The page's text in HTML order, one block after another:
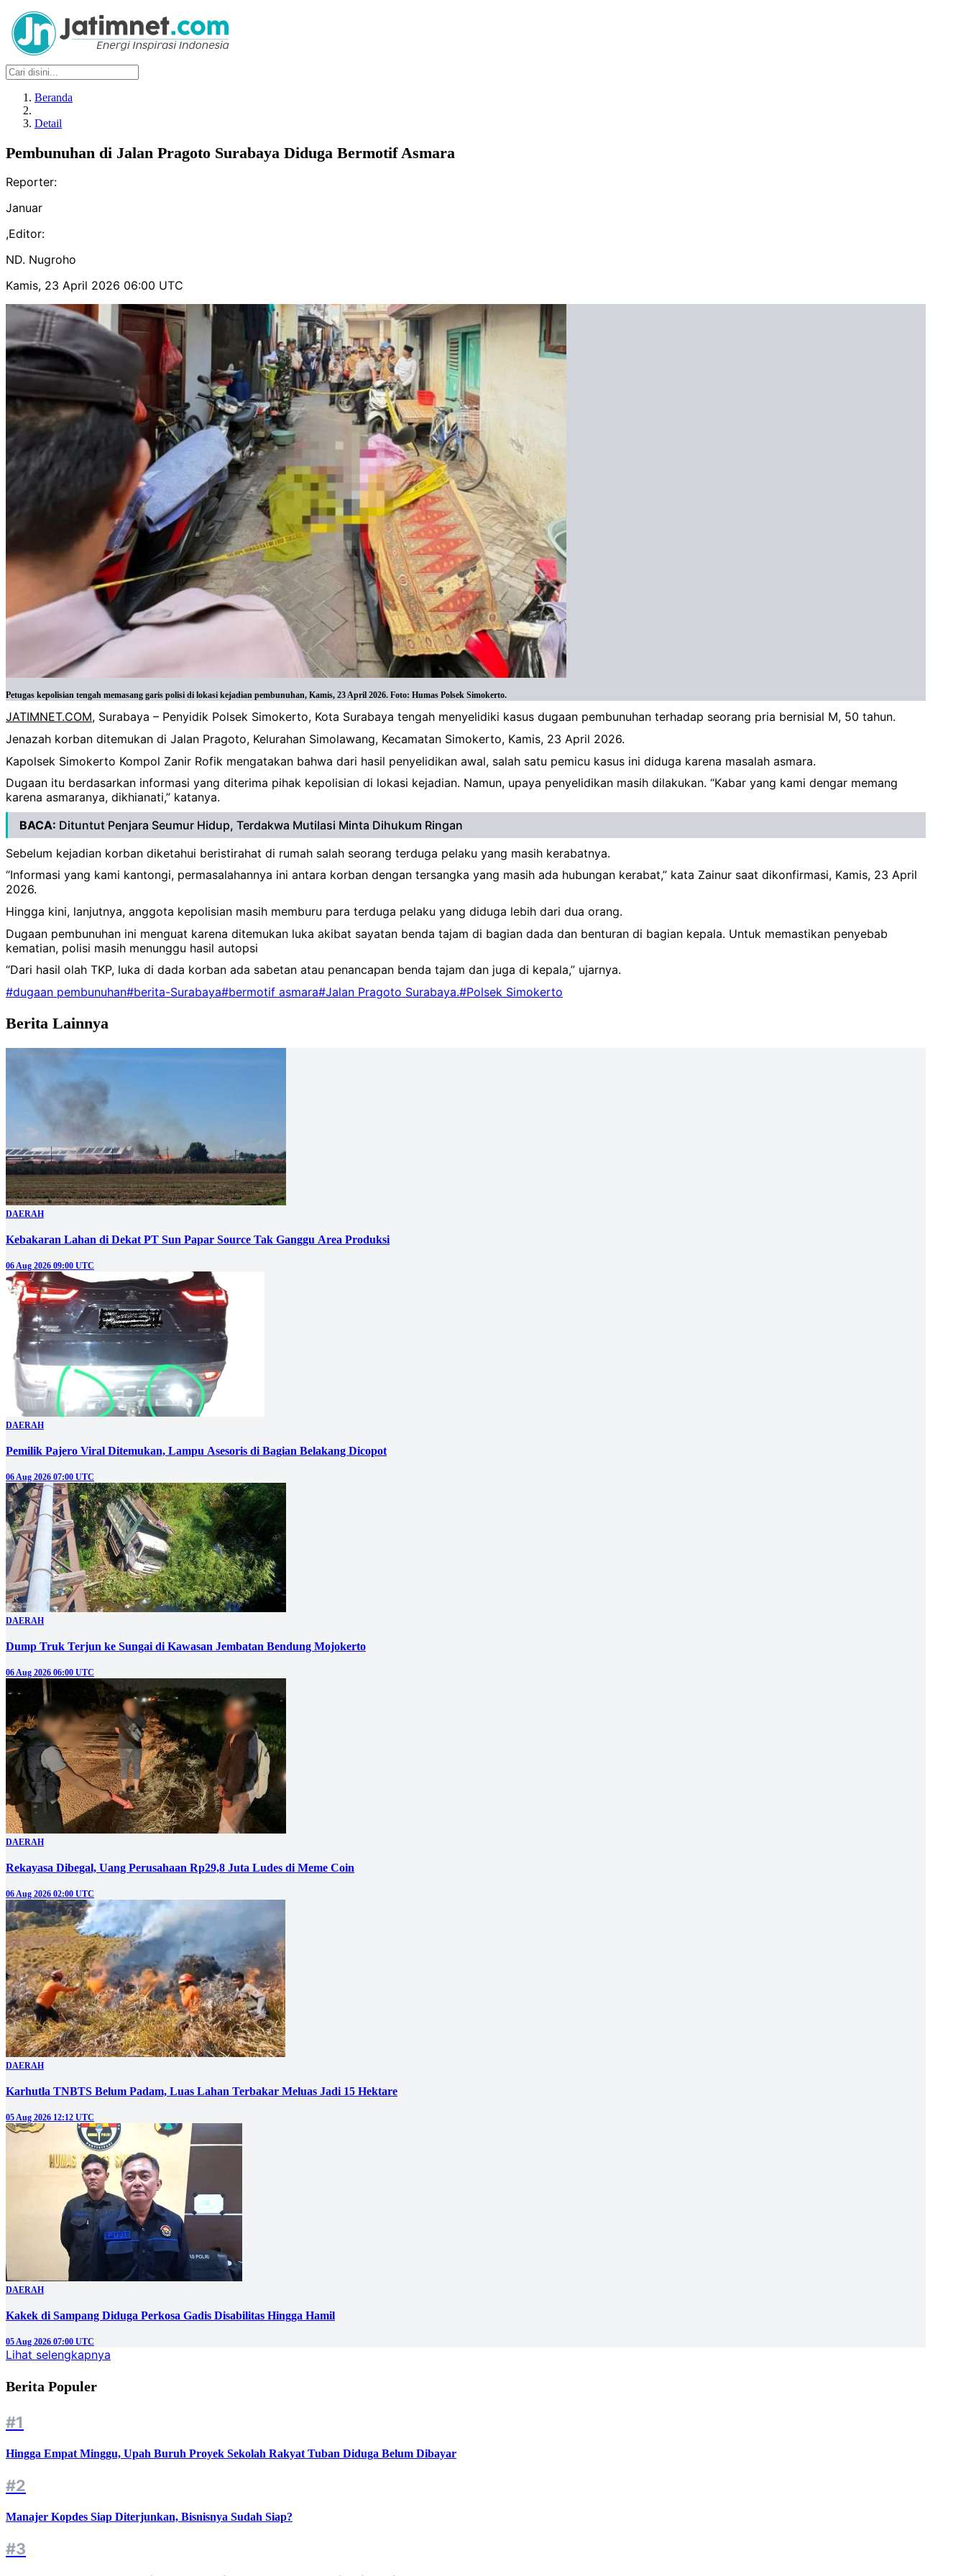
Beranda
Detail
Pembunuhan di Jalan Pragoto Surabaya Diduga Bermotif Asmara
Reporter:
Januar
,Editor:
ND. Nugroho
Kamis, 23 April 2026 06:00 UTC
Petugas kepolisian tengah memasang garis polisi di lokasi kejadian pembunuhan, Kamis, 23 April 2026. Foto: Humas Polsek Simokerto.
JATIMNET.COM, Surabaya – Penyidik Polsek Simokerto, Kota Surabaya tengah menyelidiki kasus dugaan pembunuhan terhadap seorang pria bernisial M, 50 tahun.
Jenazah korban ditemukan di Jalan Pragoto, Kelurahan Simolawang, Kecamatan Simokerto, Kamis, 23 April 2026.
Kapolsek Simokerto Kompol Zanir Rofik mengatakan bahwa dari hasil penyelidikan awal, salah satu pemicu kasus ini diduga karena masalah asmara.
Dugaan itu berdasarkan informasi yang diterima pihak kepolisian di lokasi kejadian. Namun, upaya penyelidikan masih dilakukan. “Kabar yang kami dengar memang
karena asmaranya, dikhianati,” katanya.
BACA: Dituntut Penjara Seumur Hidup, Terdakwa Mutilasi Minta Dihukum Ringan
Sebelum kejadian korban diketahui beristirahat di rumah salah seorang terduga pelaku yang masih kerabatnya.
“Informasi yang kami kantongi, permasalahannya ini antara korban dengan tersangka yang masih ada hubungan kerabat,” kata Zainur saat dikonfirmasi, Kamis, 23 April
2026.
Hingga kini, lanjutnya, anggota kepolisian masih memburu para terduga pelaku yang diduga lebih dari dua orang.
Dugaan pembunuhan ini menguat karena ditemukan luka akibat sayatan benda tajam di bagian dada dan benturan di bagian kepala. Untuk memastikan penyebab
kematian, polisi masih menunggu hasil autopsi
“Dari hasil olah TKP, luka di dada korban ada sabetan atau penancapan benda tajam dan juga di kepala,” ujarnya.
#dugaan pembunuhan#berita-Surabaya#bermotif asmara#Jalan Pragoto Surabaya.#Polsek Simokerto
Berita Lainnya
DAERAH
Kebakaran Lahan di Dekat PT Sun Papar Source Tak Ganggu Area Produksi
06 Aug 2026 09:00 UTC
DAERAH
Pemilik Pajero Viral Ditemukan, Lampu Asesoris di Bagian Belakang Dicopot
06 Aug 2026 07:00 UTC
DAERAH
Dump Truk Terjun ke Sungai di Kawasan Jembatan Bendung Mojokerto
06 Aug 2026 06:00 UTC
DAERAH
Rekayasa Dibegal, Uang Perusahaan Rp29,8 Juta Ludes di Meme Coin
06 Aug 2026 02:00 UTC
DAERAH
Karhutla TNBTS Belum Padam, Luas Lahan Terbakar Meluas Jadi 15 Hektare
05 Aug 2026 12:12 UTC
DAERAH
Kakek di Sampang Diduga Perkosa Gadis Disabilitas Hingga Hamil
05 Aug 2026 07:00 UTC
Lihat selengkapnya
Berita Populer
#1
Hingga Empat Minggu, Upah Buruh Proyek Sekolah Rakyat Tuban Diduga Belum Dibayar
#2
Manajer Kopdes Siap Diterjunkan, Bisnisnya Sudah Siap?
#3